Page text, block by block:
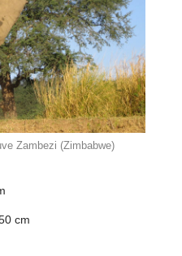
Zambezi (Zimbabwe)
cm